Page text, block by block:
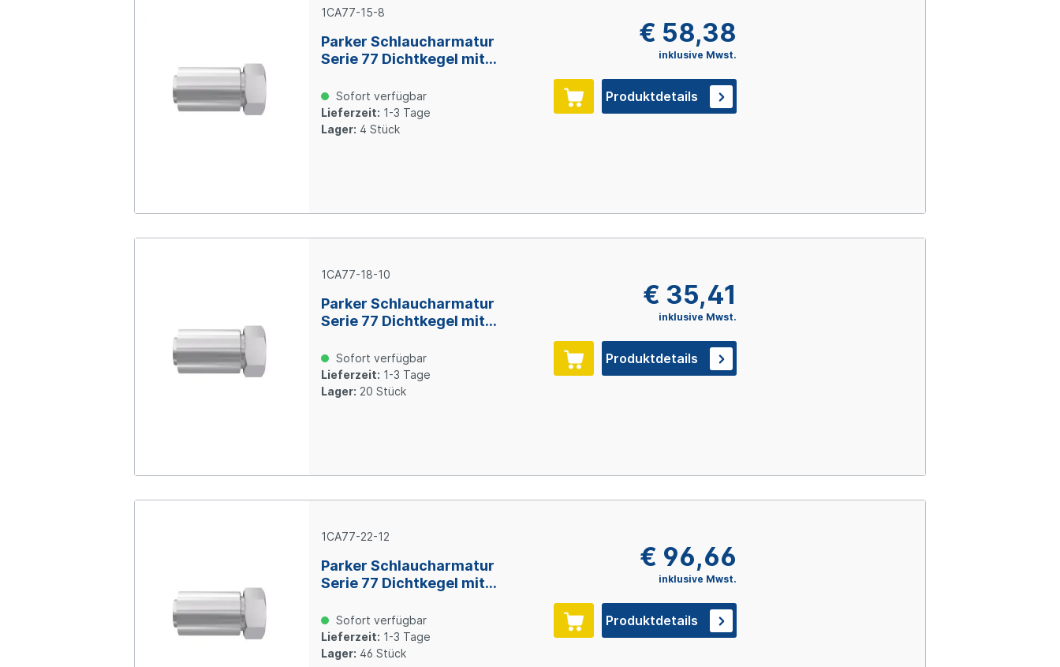
1CA77-15-8
Parker Schlaucharmatur
Serie 77 Dichtkegel mit
M22x1,5, Size 8 (DN12), Stahl
verzinkt Cr(VI)-frei
Sofort verfügbar
Lieferzeit: 1-3 Tage
Lager: 4 Stück
€ 58,38
inklusive Mwst.
Produktdetails
1CA77-18-10
Parker Schlaucharmatur
Serie 77 Dichtkegel mit
M26x1,5, Size 10 (DN16), Stahl
verzinkt Cr(VI)-frei
Sofort verfügbar
Lieferzeit: 1-3 Tage
Lager: 20 Stück
€ 35,41
inklusive Mwst.
Produktdetails
1CA77-22-12
Parker Schlaucharmatur
Serie 77 Dichtkegel mit
M30x2, Size 12 (DN19), Stahl
verzinkt Cr(VI)-frei
Sofort verfügbar
Lieferzeit: 1-3 Tage
Lager: 46 Stück
€ 96,66
inklusive Mwst.
Produktdetails